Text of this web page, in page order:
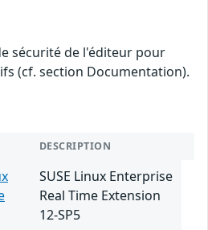
sécurité de l'éditeur pour
(cf. section Documentation).
DESCRIPTION
SUSE Linux Enterprise
Real Time Extension
12-SP5